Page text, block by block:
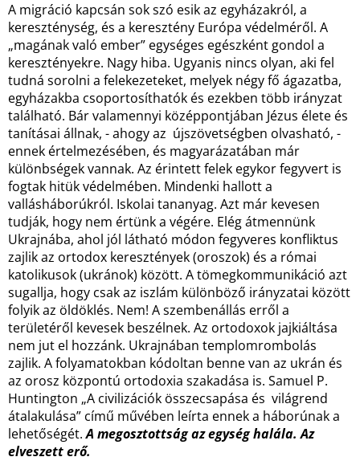
A migráció kapcsán sok szó esik az egyházakról, a
kereszténység, és a keresztény Európa védelméről. A
„magának való ember” egységes egészként gondol a
keresztényekre. Nagy hiba. Ugyanis nincs olyan, aki fel
tudná sorolni a felekezeteket, melyek négy fő ágazatba,
egyházakba csoportosíthatók és ezekben több irányzat
található. Bár valamennyi középpontjában Jézus élete és
tanításai állnak, - ahogy az újszövetségben olvasható, -
ennek értelmezésében, és magyarázatában már
különbségek vannak. Az érintett felek egykor fegyvert is
fogtak hitük védelmében. Mindenki hallott a
vallásháborúkról. Iskolai tananyag. Azt már kevesen
tudják, hogy nem értünk a végére. Elég átmennünk
Ukrajnába, ahol jól látható módon fegyveres konfliktus
zajlik az ortodox keresztények (oroszok) és a római
katolikusok (ukránok) között. A tömegkommunikáció azt
sugallja, hogy csak az iszlám különböző irányzatai között
folyik az öldöklés. Nem! A szembenállás erről a
területéről kevesek beszélnek. Az ortodoxok jajkiáltása
nem jut el hozzánk. Ukrajnában templomrombolás
zajlik. A folyamatokban kódoltan benne van az ukrán és
az orosz központú ortodoxia szakadása is. Samuel P.
Huntington „A civilizációk összecsapása és világrend
átalakulása” című művében leírta ennek a háborúnak a
lehetőségét.A megosztottság az egység halála. Az
elveszett erő.